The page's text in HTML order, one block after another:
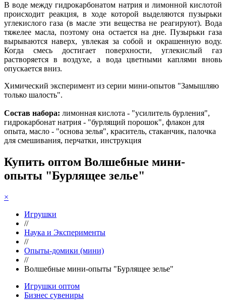
В воде между гидрокарбонатом натрия и лимонной кислотой
происходит реакция, в ходе которой выделяются пузырьки
углекислого газа (в масле эти вещества не реагируют). Вода
тяжелее масла, поэтому она остается на дне. Пузырьки газа
вырываются наверх, увлекая за собой и окрашенную воду.
Когда смесь достигает поверхности, углекислый газ
растворяется в воздухе, а вода цветными каплями вновь
опускается вниз.
Химический эксперимент из серии мини-опытов "Замышляю
только шалость".
Состав набора: лимонная кислота - "усилитель бурления",
гидрокарбонат натрия - "бурлящий порошок", флакон для
опыта, масло - "основа зелья", краситель, стаканчик, палочка
для смешивания, перчатки, инструкция
Купить оптом Волшебные мини-
опыты "Бурлящее зелье"
×
Игрушки
//
Наука и Эксперименты
//
Опыты-домики (мини)
//
Волшебные мини-опыты "Бурлящее зелье"
Игрушки оптом
Бизнес сувениры